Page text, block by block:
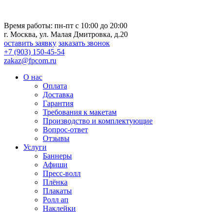
Время работы: пн-пт с 10:00 до 20:00
г. Москва, ул. Малая Дмитровка, д.20
оставить заявку заказать звонок
+7 (903) 150-45-54
zakaz@fpcom.ru
О нас
Оплата
Доставка
Гарантия
Требования к макетам
Производство и комплектующие
Вопрос-ответ
Отзывы
Услуги
Баннеры
Афиши
Пресс-волл
Плёнка
Плакаты
Ролл ап
Наклейки